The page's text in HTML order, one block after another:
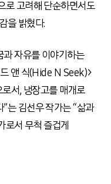
로 고려해 단순하면서도
을 밝혔다.
자유를 이야기하는
앤 식(Hide N Seek)>
서, 냉장고를 매개로
는 김선우 작가는 “삶과
로서 무척 즐겁게